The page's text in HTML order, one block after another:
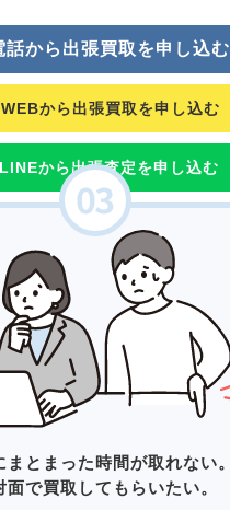
話から出張買取を申し込む
WEBから出張買取を申し込む
LINEから出張査定を申し込む
まとまった時間が取れない。
面で買取してもらいたい。